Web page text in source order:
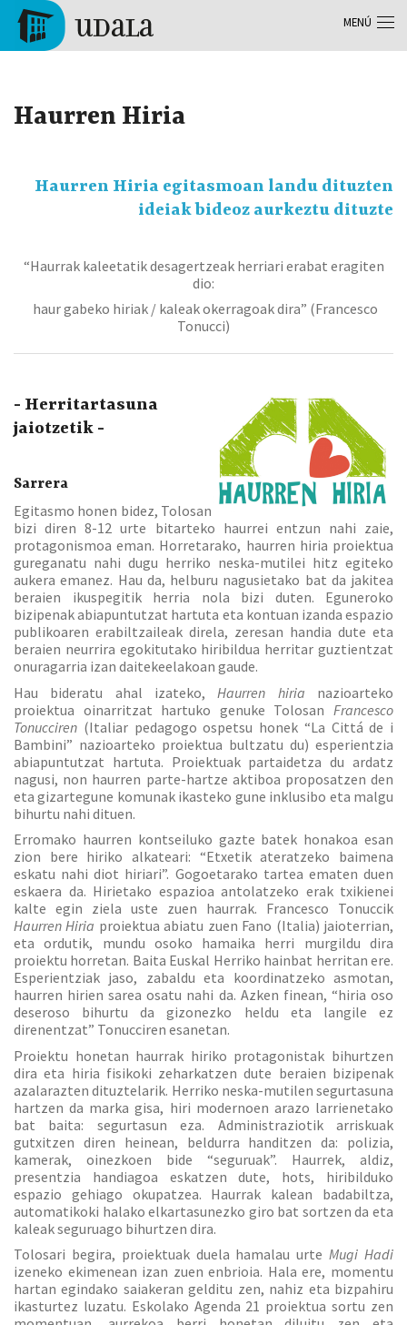
Pasar al contenido principal
Haurren Hiria
Haurren Hiria egitasmoan landu dituzten
ideiak bideoz aurkeztu dituzte
“Haurrak kaleetatik desagertzeak herriari erabat eragiten
dio:
haur gabeko hiriak / kaleak okerragoak dira” (Francesco
Tonucci)
- Herritartasuna
jaiotzetik -
Sarrera
Egitasmo honen bidez, Tolosan
bizi diren 8-12 urte bitarteko haurrei entzun nahi zaie,
protagonismoa eman. Horretarako, haurren hiria proiektua
gureganatu nahi dugu herriko neska-mutilei hitz egiteko
aukera emanez. Hau da, helburu nagusietako bat da jakitea
beraien ikuspegitik herria nola bizi duten. Eguneroko
bizipenak abiapuntutzat hartuta eta kontuan izanda espazio
publikoaren erabiltzaileak direla, zeresan handia dute eta
beraien neurrira egokitutako hiribildua herritar guztientzat
onuragarria izan daitekeelakoan gaude.
Hau bideratu ahal izateko, Haurren hiria nazioarteko
proiektua oinarritzat hartuko genuke Tolosan Francesco
Tonucciren (Italiar pedagogo ospetsu honek “La Cittá de i
Bambini” nazioarteko proiektua bultzatu du) esperientzia
abiapuntutzat hartuta. Proiektuak partaidetza du ardatz
nagusi, non haurren parte-hartze aktiboa proposatzen den
eta gizartegune komunak ikasteko gune inklusibo eta malgu
bihurtu nahi dituen.
Erromako haurren kontseiluko gazte batek honakoa esan
zion bere hiriko alkateari: “Etxetik ateratzeko baimena
eskatu nahi diot hiriari”. Gogoetarako tartea ematen duen
eskaera da. Hirietako espazioa antolatzeko erak txikienei
kalte egin ziela uste zuen haurrak. Francesco Tonuccik
Haurren Hiria proiektua abiatu zuen Fano (Italia) jaioterrian,
eta ordutik, mundu osoko hamaika herri murgildu dira
proiektu horretan. Baita Euskal Herriko hainbat herritan ere.
Esperientziak jaso, zabaldu eta koordinatzeko asmotan,
haurren hirien sarea osatu nahi da. Azken finean, “hiria oso
deseroso bihurtu da gizonezko heldu eta langile ez
direnentzat” Tonucciren esanetan.
Proiektu honetan haurrak hiriko protagonistak bihurtzen
dira eta hiria fisikoki zeharkatzen dute beraien bizipenak
azalarazten dituztelarik. Herriko neska-mutilen segurtasuna
hartzen da marka gisa, hiri modernoen arazo larrienetako
bat baita: segurtasun eza. Administraziotik arriskuak
gutxitzen diren heinean, beldurra handitzen da: polizia,
kamerak, oinezkoen bide “seguruak”. Haurrek, aldiz,
presentzia handiagoa eskatzen dute, hots, hiribilduko
espazio gehiago okupatzea. Haurrak kalean badabiltza,
automatikoki halako elkartasunezko giro bat sortzen da eta
kaleak seguruago bihurtzen dira.
Tolosari begira, proiektuak duela hamalau urteMugi Hadi
izeneko ekimenean izan zuen enbrioia. Hala ere, momentu
hartan egindako saiakeran gelditu zen, nahiz eta bizpahiru
ikasturtez luzatu. Eskolako Agenda 21 proiektua sortu zen
MENÚ